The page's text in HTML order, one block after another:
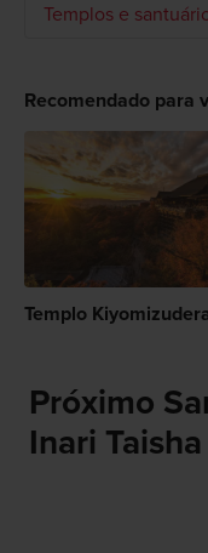
Templos e
Recomendado para
Templo
Próximo
Inari Taisha